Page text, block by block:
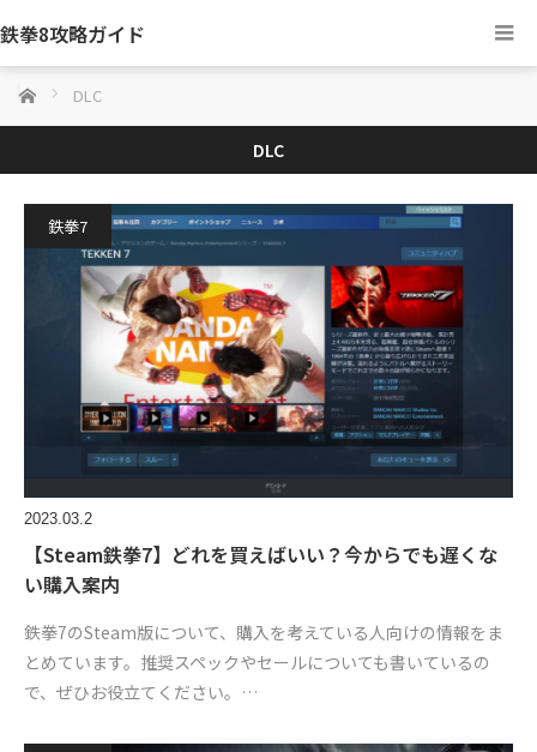
鉄拳8攻略ガイド
ホーム DLC
DLC
鉄拳7
2023.03.2
【Steam鉄拳7】どれを買えばいい？今からでも遅くな
い購入案内
鉄拳7のSteam版について、購入を考えている人向けの情報をま
とめています。推奨スペックやセールについても書いているの
で、ぜひお役立てください。…